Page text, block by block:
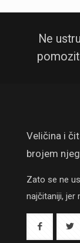
Ne
Veličina i
brojem
Zato se ne
najčitaniji, jer